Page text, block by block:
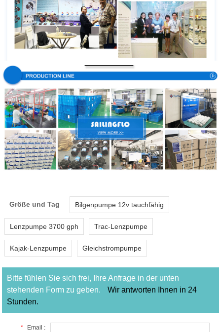
Größe und Tag Bilgenpumpe 12v tauchfähig
Lenzpumpe 3700 gph Trac-Lenzpumpe
Kajak-Lenzpumpe Gleichstrompumpe
Bitte fühlen Sie sich frei, Ihre Anfrage in der unten
stehenden Form zu geben.
Wir antworten Ihnen in 24
Stunden.
* Email :